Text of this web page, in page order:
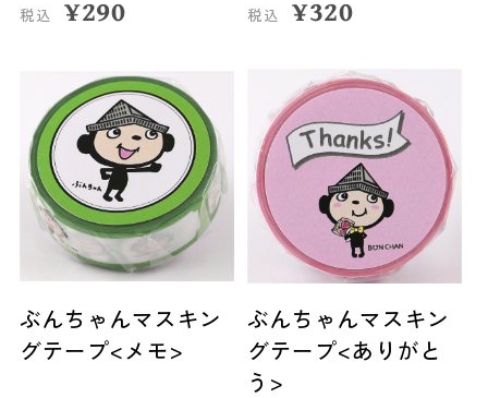
税込 ¥290 税込 ¥320
ぶんちゃんマスキン
グテープ<メモ>
ぶんちゃんマスキン
グテープ<ありがと
う>